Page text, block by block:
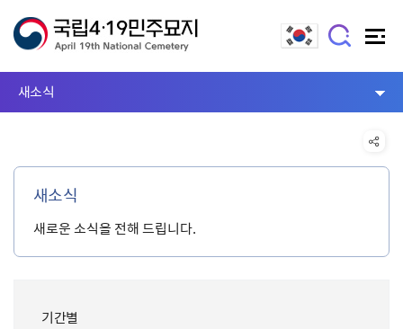
새소식
새소식
새로운 소식을 전해 드립니다.
기간별